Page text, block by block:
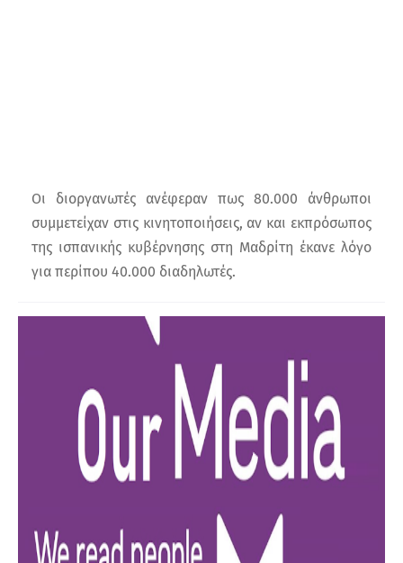
Οι διοργανωτές ανέφεραν πως 80.000 άνθρωποι
συμμετείχαν στις κινητοποιήσεις, αν και εκπρόσωπος
της ισπανικής κυβέρνησης στη Μαδρίτη έκανε λόγο
για περίπου 40.000 διαδηλωτές.